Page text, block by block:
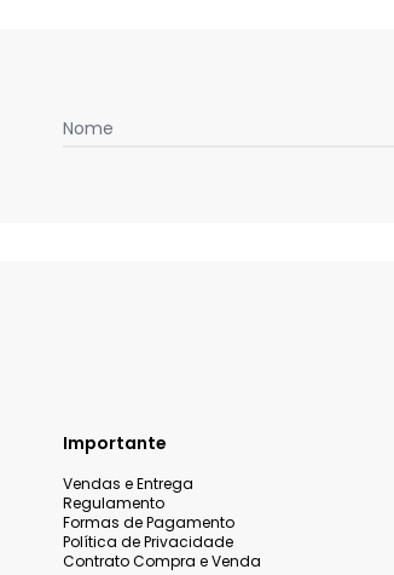
Nome
Importante
Vendas e Entrega
Regulamento
Formas de Pagamento
Política de Privacidade
Contrato Compra e Venda